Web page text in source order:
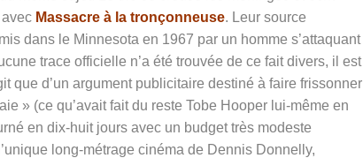
Massacre à la tronçonneuse. Leur source
dans le Minnesota en 1967 par un homme s’attaquant
trace officielle n’a été trouvée de ce fait divers, il est
que d’un argument publicitaire destiné à faire frissonner
» (ce qu’avait fait du reste Tobe Hooper lui-même en
en dix-huit jours avec un budget très modeste
long-métrage cinéma de Dennis Donnelly,